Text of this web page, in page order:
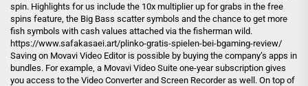
spin. Highlights for us include the 10x multiplier up for grabs in the free
spins feature, the Big Bass scatter symbols and the chance to get more
fish symbols with cash values attached via the fisherman wild.
https://www.safakasaei.art/plinko-gratis-spielen-bei-bgaming-review/
Saving on Movavi Video Editor is possible by buying the company’s apps in
bundles. For example, a Movavi Video Suite one-year subscription gives
you access to the Video Converter and Screen Recorder as well. On top of